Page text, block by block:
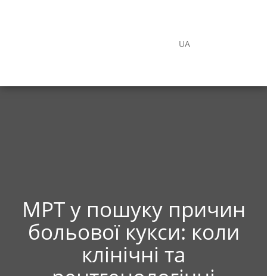
UA
МРТ у пошуку причин
больової кукси: коли
клінічні та